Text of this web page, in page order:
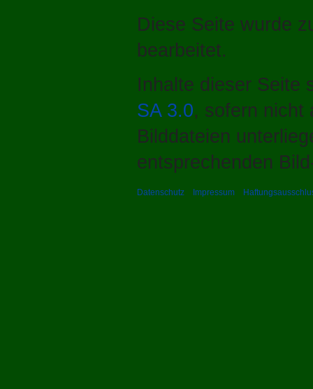
Diese Seite wurde
bearbeitet.
Inhalte dieser Seite
SA 3.0, sofern nicht
Bilddateien
entsprechenden
Datenschutz Impressum